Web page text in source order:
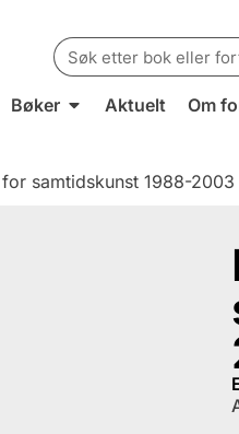
Search
for:
Bøker Aktuelt Om
samtidskunst 1988-2003